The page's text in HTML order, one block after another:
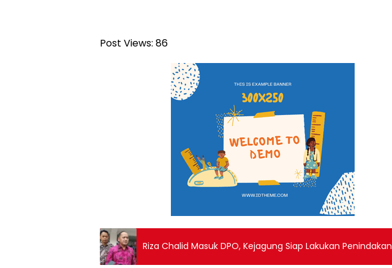
Post Views: 86
Riza Chalid Masuk DPO, Kejagung Siap Lakukan Penindakan